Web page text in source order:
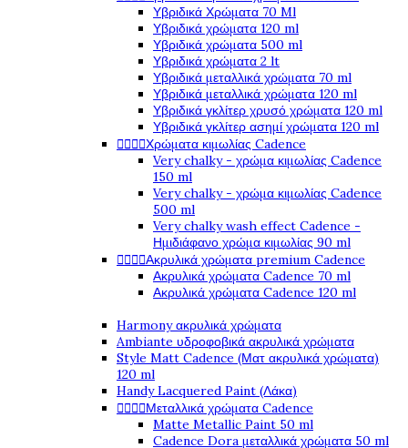
Υβριδικά Χρώματα 70 Ml
Υβριδικά χρώματα 120 ml
Υβριδικά χρώματα 500 ml
Υβριδικά χρώματα 2 lt
Υβριδικά μεταλλικά χρώματα 70 ml
Υβριδικά μεταλλικά χρώματα 120 ml
Υβριδικά γκλίτερ χρυσό χρώματα 120 ml
Υβριδικά γκλίτερ ασημί χρώματα 120 ml
Χρώματα κιμωλίας Cadence
Very chalky - χρώμα κιμωλίας Cadence
150 ml
Very chalky - χρώμα κιμωλίας Cadence
500 ml
Very chalky wash effect Cadence -
Ημιδιάφανο χρώμα κιμωλίας 90 ml
Ακρυλικά χρώματα premium Cadence
Ακρυλικά χρώματα Cadence 70 ml
Ακρυλικά χρώματα Cadence 120 ml
Harmony ακρυλικά χρώματα
Ambiante υδροφοβικά ακρυλικά χρώματα
Style Matt Cadence (Ματ ακρυλικά χρώματα)
120 ml
Handy Lacquered Paint (Λάκα)
Μεταλλικά χρώματα Cadence
Matte Metallic Paint 50 ml
Cadence Dora μεταλλικά χρώματα 50 ml